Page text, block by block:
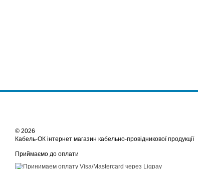
© 2026
Кабель-ОК інтернет магазин кабельно-провідникової продукції
Приймаємо до оплати